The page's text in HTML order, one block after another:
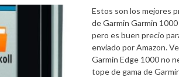
Estos son los mejores
de Garmin Garmin
pero es buen precio
enviado por Amazon.
Garmin Edge 1000 no
tope de gama de